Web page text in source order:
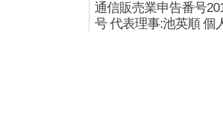
通信販売業申告番号
号 代表理事:池英順 個